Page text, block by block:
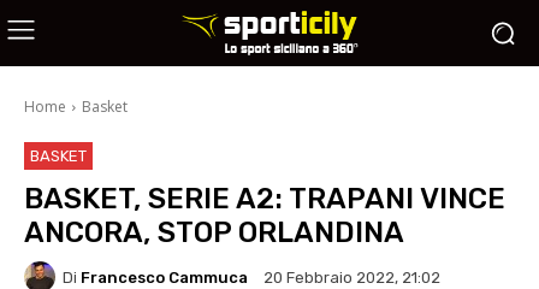
Home Basket
BASKET
BASKET, SERIE A2: TRAPANI VINCE
ANCORA, STOP ORLANDINA
Di Francesco Cammuca 20 Febbraio 2022, 21:02